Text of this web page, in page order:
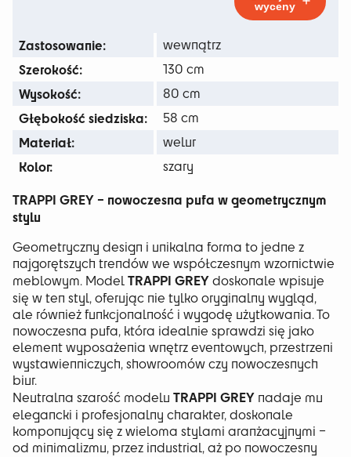
wyceny
Zastosowanie: wewnątrz
Szerokość: 130 cm
Wysokość: 80 cm
Głębokość siedziska: 58 cm
Materiał: welur
Kolor: szary
TRAPPI GREY – nowoczesna pufa w geometrycznym
stylu
Geometryczny design i unikalna forma to jedne z
najgorętszych trendów we współczesnym wzornictwie
meblowym. ModelTRAPPI GREYdoskonale wpisuje
się w ten styl, oferując nie tylko oryginalny wygląd,
ale również funkcjonalność i wygodę użytkowania. To
nowoczesna pufa, która idealnie sprawdzi się jako
element wyposażenia wnętrz eventowych, przestrzeni
wystawienniczych, showroomów czy nowoczesnych
biur.
Neutralna szarość modelu TRAPPI GREY nadaje mu
elegancki i profesjonalny charakter, doskonale
komponujący się z wieloma stylami aranżacyjnymi –
od minimalizmu, przez industrial, aż po nowoczesny